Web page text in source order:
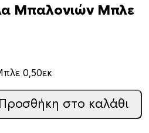
Μπαλονιών Μπλε
0,50εκ
Προσθήκη στο καλάθι